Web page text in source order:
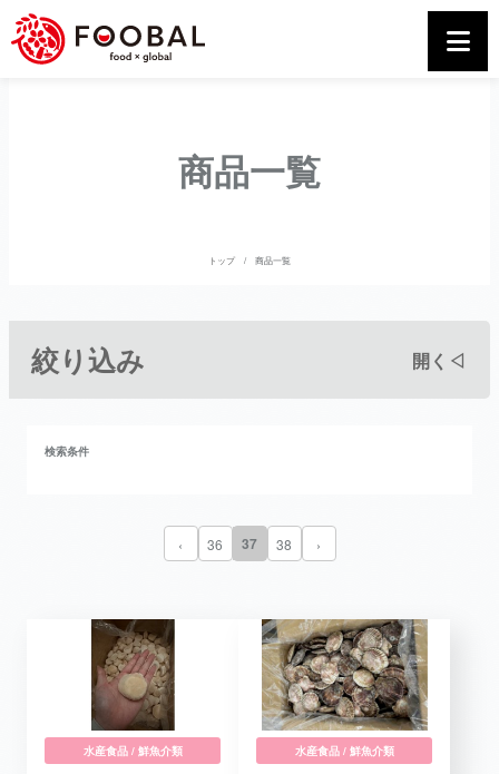
商品一覧
トップ 商品一覧
絞り込み 開く◁
検索条件
‹ 36 37 38 ›
水産食品 / 鮮魚介類 水産食品 / 鮮魚介類